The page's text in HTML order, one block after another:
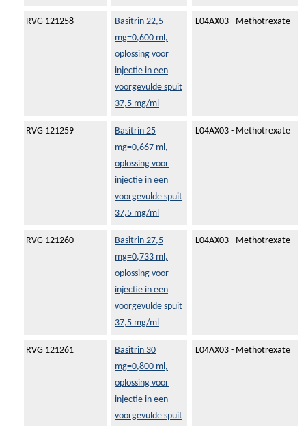
RVG 121258
Basitrin 22,5
mg=0,600 ml,
oplossing voor
injectie in een
voorgevulde spuit
37,5 mg/ml
L04AX03 - Methotrexate
RVG 121259
Basitrin 25
mg=0,667 ml,
oplossing voor
injectie in een
voorgevulde spuit
37,5 mg/ml
L04AX03 - Methotrexate
RVG 121260
Basitrin 27,5
mg=0,733 ml,
oplossing voor
injectie in een
voorgevulde spuit
37,5 mg/ml
L04AX03 - Methotrexate
RVG 121261
Basitrin 30
mg=0,800 ml,
oplossing voor
injectie in een
voorgevulde spuit
L04AX03 - Methotrexate